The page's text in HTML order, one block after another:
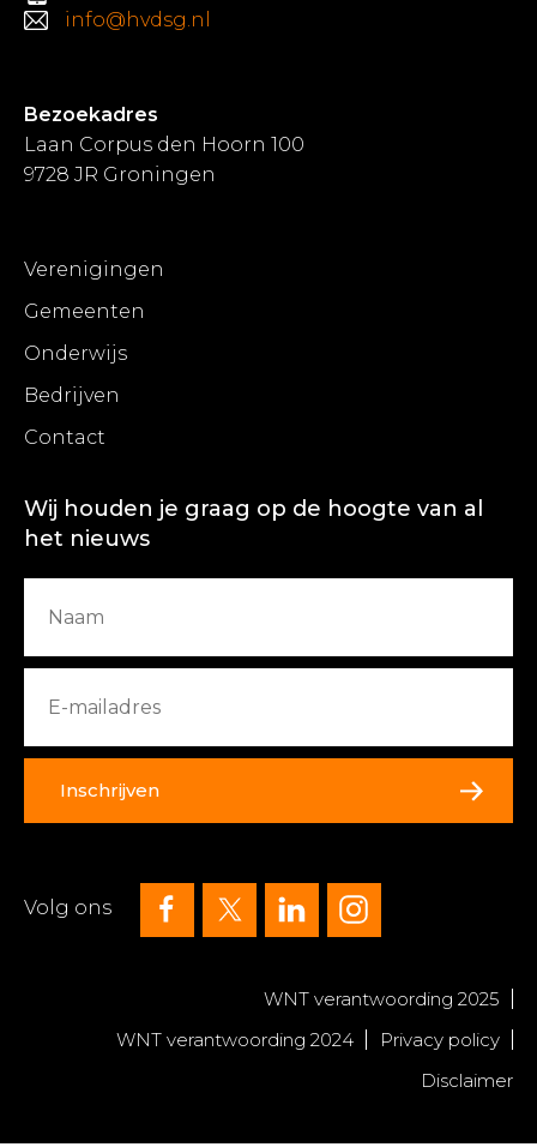
info@hvdsg.nl
Bezoekadres
Laan Corpus den Hoorn 100
9728 JR Groningen
Verenigingen
Gemeenten
Onderwijs
Bedrijven
Contact
Wij houden je graag op de hoogte van al
het nieuws
Inschrijven
Volg ons
WNT verantwoording 2025
WNT verantwoording 2024
Privacy policy
Disclaimer